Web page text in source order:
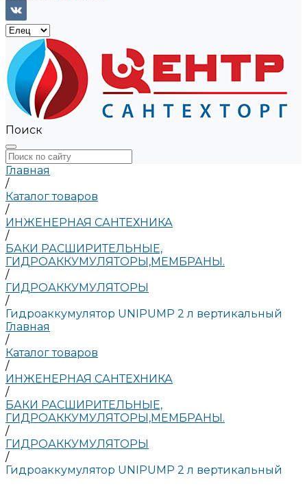
Поиск
Главная
/
Каталог товаров
/
ИНЖЕНЕРНАЯ САНТЕХНИКА
/
БАКИ РАСШИРИТЕЛЬНЫЕ,
ГИДРОАККУМУЛЯТОРЫ,МЕМБРАНЫ.
/
ГИДРОАККУМУЛЯТОРЫ
/
Гидроаккумулятор UNIPUMP 2 л вертикальный
Главная
/
Каталог товаров
/
ИНЖЕНЕРНАЯ САНТЕХНИКА
/
БАКИ РАСШИРИТЕЛЬНЫЕ,
ГИДРОАККУМУЛЯТОРЫ,МЕМБРАНЫ.
/
ГИДРОАККУМУЛЯТОРЫ
/
Гидроаккумулятор UNIPUMP 2 л вертикальный